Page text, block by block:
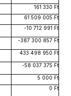
161 330 Ft
61 509 005 Ft
-10 712 991 Ft
-387 300 857 Ft
433 498 950 Ft
-58 037 375 Ft
5 000 Ft
0 Ft